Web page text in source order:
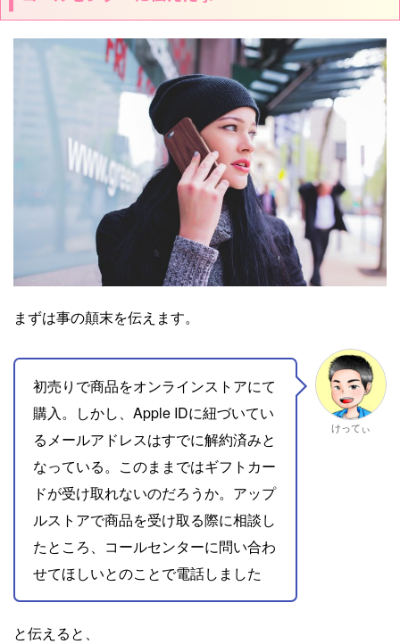
まずは事の顛末を伝えます。
初売りで商品をオンラインストアにて
購入。しかし、Apple IDに紐づいてい
るメールアドレスはすでに解約済みと
なっている。このままではギフトカー
ドが受け取れないのだろうか。アップ
ルストアで商品を受け取る際に相談し
たところ、コールセンターに問い合わ
せてほしいとのことで電話しました
けってぃ
と伝えると、